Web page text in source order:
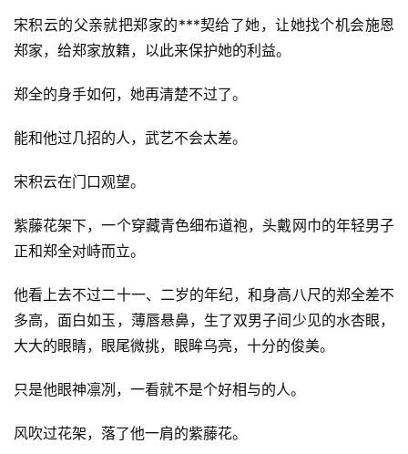
宋积云的父亲就把郑家的***契给了她，让她找个机会施恩
郑家，给郑家放籍，以此来保护她的利益。
郑全的身手如何，她再清楚不过了。
能和他过几招的人，武艺不会太差。
宋积云在门口观望。
紫藤花架下，一个穿藏青色细布道袍，头戴网巾的年轻男子
正和郑全对峙而立。
他看上去不过二十一、二岁的年纪，和身高八尺的郑全差不
多高，面白如玉，薄唇悬鼻，生了双男子间少见的水杏眼，
大大的眼睛，眼尾微挑，眼眸乌亮，十分的俊美。
只是他眼神凛冽，一看就不是个好相与的人。
风吹过花架，落了他一肩的紫藤花。